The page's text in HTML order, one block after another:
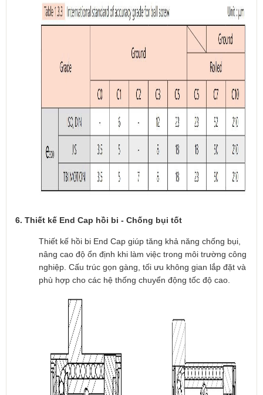
6. Thiết kế End Cap hồi bi - Chống bụi tốt
Thiết kế hồi bi End Cap giúp tăng khả năng chống bụi,
nâng cao độ ổn định khi làm việc trong môi trường công
nghiệp. Cấu trúc gọn gàng, tối ưu không gian lắp đặt và
phù hợp cho các hệ thống chuyển động tốc độ cao.